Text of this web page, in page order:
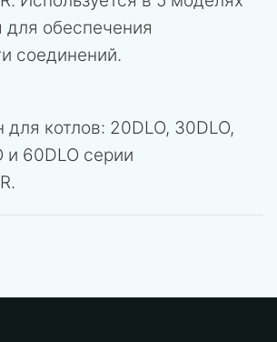
для обеспечения
соединений.
котлов: 20DLO, 30DLO,
и 60DLO серии